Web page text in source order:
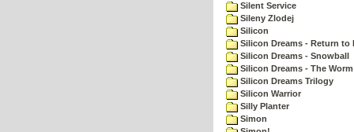
Silent Service
Sileny Zlodej
Silicon
Silicon Dreams - Return to
Silicon Dreams - Snowball
Silicon Dreams - The
Silicon Dreams Trilogy
Silicon Warrior
Silly Planter
Simon